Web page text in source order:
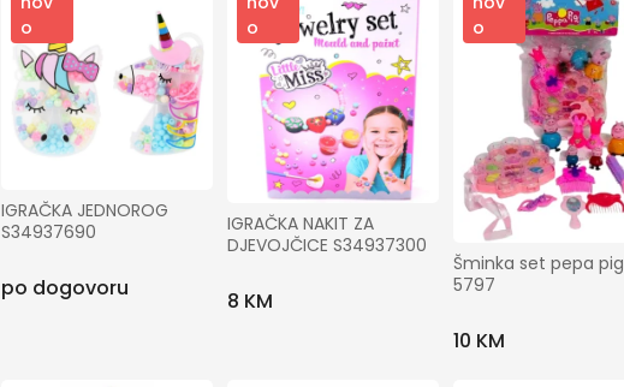
o
IGRAČKA JEDNOROG
S34937690
po dogovoru
o
IGRAČKA NAKIT ZA
DJEVOJČICE S34937300
8 KM
o
Šminka set pepa pig
5797
10 KM